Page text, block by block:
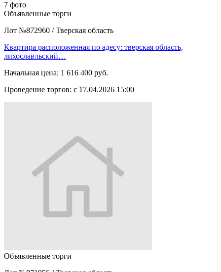
7 фото
Объявленные торги
Лот №872960 / Тверская область
Квартира расположенная по адесу: тверская область,
лихославльский…
Начальная цена: 1 616 400 руб.
Проведение торгов: с 17.04.2026 15:00
Объявленные торги